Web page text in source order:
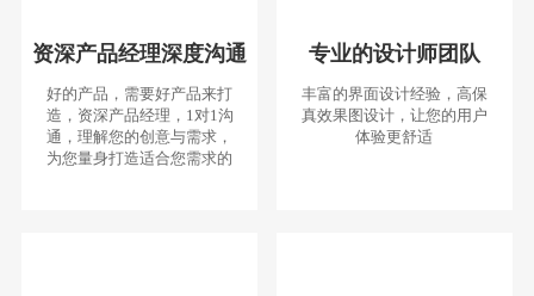
资深产品经理深度沟通
好的产品，需要好产品来打
造，资深产品经理，1对1沟
通，理解您的创意与需求，
为您量身打造适合您需求的
专业的设计师团队
丰富的界面设计经验，高保
真效果图设计，让您的用户
体验更舒适